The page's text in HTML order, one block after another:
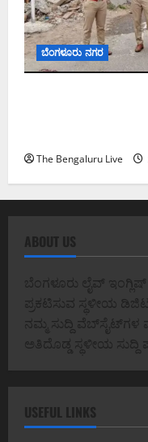
ಬೆಂಗಳೂರು ನಗರ
The Bengaluru Live
ABOUT US
ಬೆಂಗಳೂರು ಲೈವ್ ಇಂಗ್ಲಿಷ್
ಪ್ರಕಟಿಸುವ ಸ್ಥಳೀಯ
ನಮ್ಮ ಸುದ್ದಿ ವೆಬ್‌ಸೈಟ್‌ಗಳ
ಅತಿದೊಡ್ಡ ಸ್ಥಳೀಯ ಸುದ್ದಿ
USEFUL LINKS